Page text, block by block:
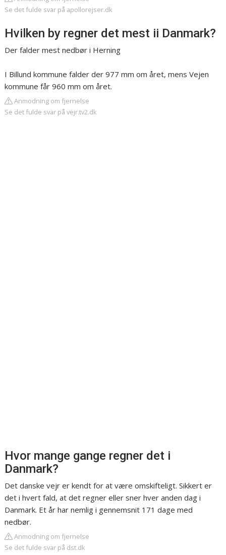
Se det fulde svar på apollorejser.dk
Hvilken by regner det mest ii Danmark?
Der falder mest nedbør i Herning
I Billund kommune falder der 977 mm om året, mens Vejen
kommune får 960 mm om året.
Anmodning om fjernelse
Se det fulde svar på vejr.tv2.dk
Hvor mange gange regner det i
Danmark?
Det danske vejr er kendt for at være omskifteligt. Sikkert er
det i hvert fald, at det regner eller sner hver anden dag i
Danmark. Et år har nemlig i gennemsnit 171 dage med
nedbør.
Anmodning om fjernelse
Se det fulde svar på dst.dk